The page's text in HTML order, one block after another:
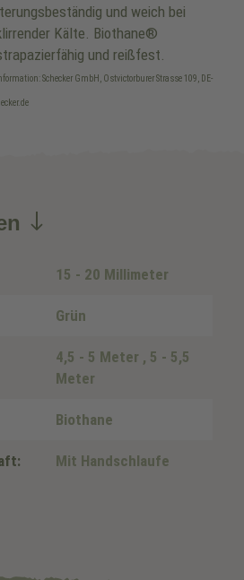
und weich bei
Kälte. Biothane®
und reißfest.
Schecker GmbH, Ostvictorburer Strasse 109, DE-
15 - 20 Millimeter
Grün
4,5 - 5 Meter , 5 - 5,5
Meter
Biothane
Mit Handschlaufe